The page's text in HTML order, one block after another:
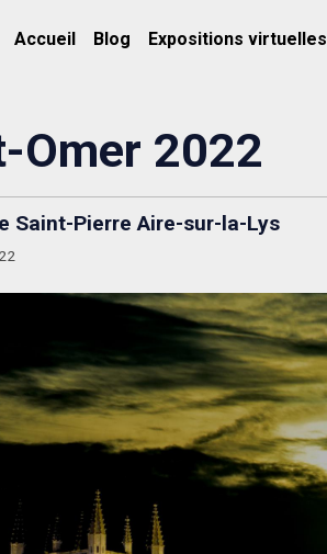
Accueil Blog Expositions virtuelles
Omer 2022
Saint-Pierre Aire-sur-la-Lys